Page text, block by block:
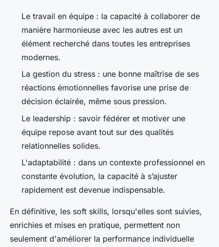
Le travail en équipe : la capacité à collaborer de
manière harmonieuse avec les autres est un
élément recherché dans toutes les entreprises
modernes.
La gestion du stress : une bonne maîtrise de ses
réactions émotionnelles favorise une prise de
décision éclairée, même sous pression.
Le leadership : savoir fédérer et motiver une
équipe repose avant tout sur des qualités
relationnelles solides.
L'adaptabilité : dans un contexte professionnel en
constante évolution, la capacité à s’ajuster
rapidement est devenue indispensable.
En définitive, les soft skills, lorsqu'elles sont suivies,
enrichies et mises en pratique, permettent non
seulement d'améliorer la performance individuelle